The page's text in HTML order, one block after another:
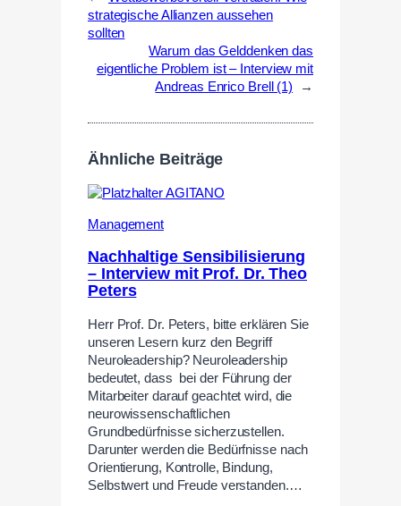
strategische Allianzen aussehen
sollten
Warum das Gelddenken das
eigentliche Problem ist – Interview mit
Andreas Enrico Brell (1)
→
Ähnliche Beiträge
Management
Nachhaltige Sensibilisierung
– Interview mit Prof. Dr. Theo
Peters
Herr Prof. Dr. Peters, bitte erklären Sie
unseren Lesern kurz den Begriff
Neuroleadership? Neuroleadership
bedeutet, dass bei der Führung der
Mitarbeiter darauf geachtet wird, die
neurowissenschaftlichen
Grundbedürfnisse sicherzustellen.
Darunter werden die Bedürfnisse nach
Orientierung, Kontrolle, Bindung,
Selbstwert und Freude verstanden.…